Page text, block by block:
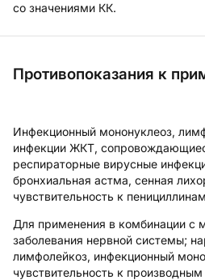
со значениями КК.
Противопоказания к
Инфекционный мононуклеоз,
инфекции ЖКТ,
респираторные вирусные
бронхиальная астма, сенная
чувствительность к
Для применения в комбинации с
заболевания нервной системы;
лимфолейкоз, инфекционный
чувствительность к